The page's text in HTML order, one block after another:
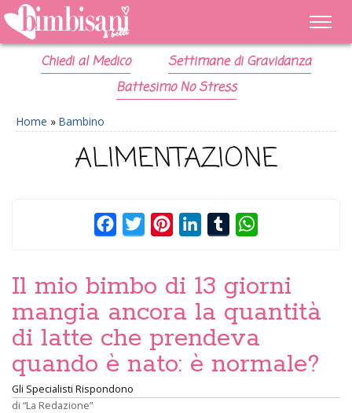
Chiedi al Medico
Settimane di Gravidanza
Battesimo No Stress
Home » Bambino
ALIMENTAZIONE
FacebookTwitterPinterestLinkedInTumblr
Il mio bimbo di 13 giorni
mangia ancora la quantità
di latte che prendeva
quando è nato: è normale?
Gli Specialisti Rispondono
di “La Redazione”